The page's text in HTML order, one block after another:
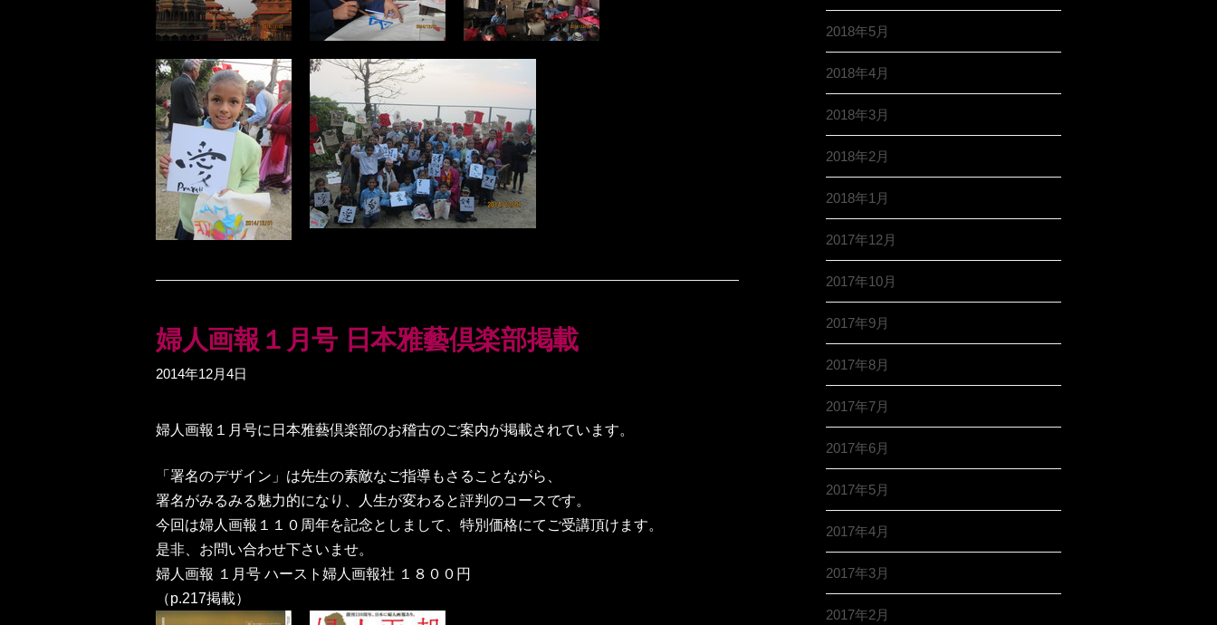
婦人画報１月号 日本雅藝倶楽部掲載
2014年12月4日
婦人画報１月号に日本雅藝倶楽部のお稽古のご案内が掲載されています。
「署名のデザイン」は先生の素敵なご指導もさることながら、
署名がみるみる魅力的になり、人生が変わると評判のコースです。
今回は婦人画報１１０周年を記念としまして、特別価格にてご受講頂けます。
是非、お問い合わせ下さいませ。
婦人画報 １月号 ハースト婦人画報社 １８００円
（p.217掲載）
2018年5月
2018年4月
2018年3月
2018年2月
2018年1月
2017年12月
2017年10月
2017年9月
2017年8月
2017年7月
2017年6月
2017年5月
2017年4月
2017年3月
2017年2月